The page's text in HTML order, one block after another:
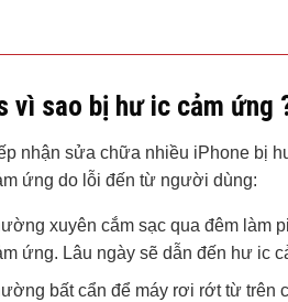
vì sao bị hư ic cảm ứng
nhận sửa chữa nhiều iPhone bị
ứng do lỗi đến từ người dùng:
xuyên cắm sạc qua đêm làm
ứng. Lâu ngày sẽ dẫn đến hư ic
bất cẩn để máy rơi rớt từ trên